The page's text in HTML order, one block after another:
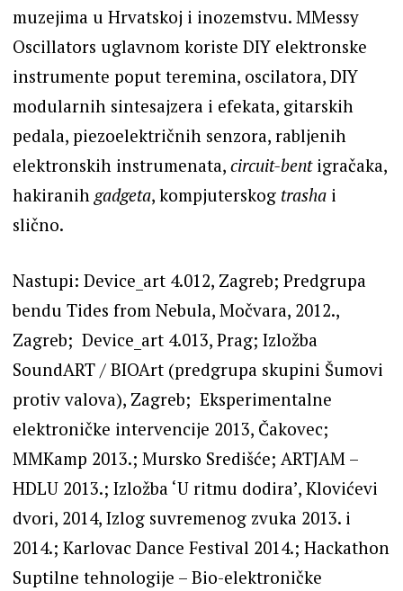
muzejima u Hrvatskoj i inozemstvu. MMessy
Oscillators uglavnom koriste DIY elektronske
instrumente poput teremina, oscilatora, DIY
modularnih sintesajzera i efekata, gitarskih
pedala, piezoelektričnih senzora, rabljenih
elektronskih instrumenata, circuit-bentigračaka,
hakiranih gadgeta, kompjuterskog trashai
slično.
Nastupi: Device_art 4.012, Zagreb; Predgrupa
bendu Tides from Nebula, Močvara, 2012.,
Zagreb; Device_art 4.013, Prag; Izložba
SoundART / BIOArt (predgrupa skupini Šumovi
protiv valova), Zagreb; Eksperimentalne
elektroničke intervencije 2013, Čakovec;
MMKamp 2013.; Mursko Središće; ARTJAM –
HDLU 2013.; Izložba ‘U ritmu dodira’, Klovićevi
dvori, 2014, Izlog suvremenog zvuka 2013. i
2014.; Karlovac Dance Festival 2014.; Hackathon
Suptilne tehnologije – Bio-elektroničke